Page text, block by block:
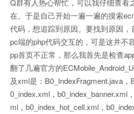
Q群有人热心帮忙，可以我仔细查看
在。于是自己开始一遍一遍的摸索
代码，想追踪到原因。要找到原因
pc端的php代码交互的，可是这并不
pp首页不正常，那么我首先是检查
翻了几遍官方的
及xml是：B0_IndexFragment.java，
0_index.xml，b0_index_banner.xml
ml，b0_index_hot_cell.xml，